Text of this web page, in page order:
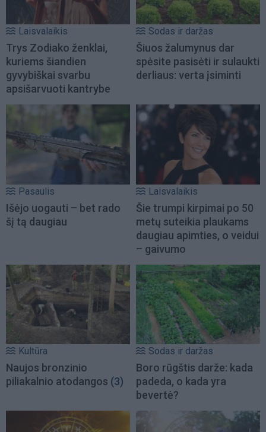
Laisvalaikis
Trys Zodiako ženklai,
kuriems šiandien
gyvybiškai svarbu
apsišarvuoti kantrybe
Sodas ir daržas
Šiuos žalumynus dar
spėsite pasisėti ir sulaukti
derliaus: verta įsiminti
Pasaulis
Išėjo uogauti – bet rado
šį tą daugiau
Laisvalaikis
Šie trumpi kirpimai po 50
metų suteikia plaukams
daugiau apimties, o veidui
– gaivumo
Kultūra
Naujos bronzinio
piliakalnio atodangos (3)
Sodas ir daržas
Boro rūgštis darže: kada
padeda, o kada yra
bevertė?